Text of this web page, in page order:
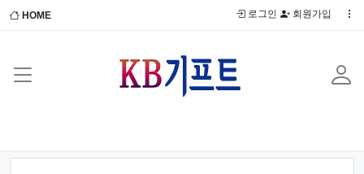
HOME 로그인 회원가입